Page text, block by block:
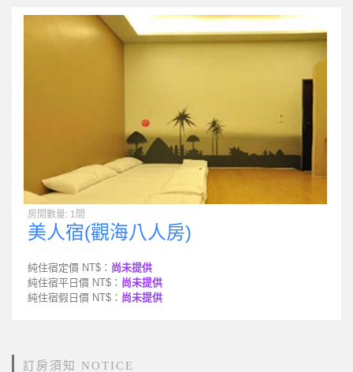
房間數量: 1間
美人宿(觀海八人房)
純住宿定價 NT$： 尚未提供
純住宿平日價 NT$： 尚未提供
純住宿假日價 NT$： 尚未提供
訂房須知 NOTICE